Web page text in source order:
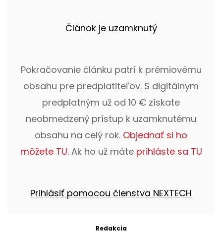
Článok je uzamknutý
Pokračovanie článku patrí k prémiovému
obsahu pre predplatiteľov. S digitálnym
predplatným už od 10 € získate
neobmedzený prístup k uzamknutému
obsahu na celý rok. Objednať si ho
môžete TU. Ak ho už máte prihláste sa TU
Prihlásiť pomocou členstva NEXTECH
Redakcia